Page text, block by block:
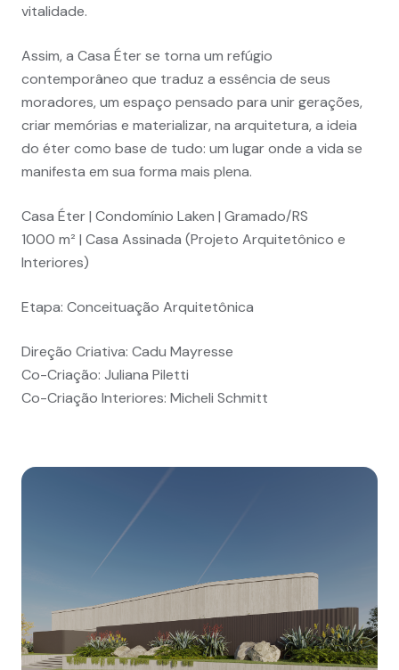
vitalidade.
Assim, a Casa Éter se torna um refúgio
contemporâneo que traduz a essência de seus
moradores, um espaço pensado para unir gerações,
criar memórias e materializar, na arquitetura, a ideia
do éter como base de tudo: um lugar onde a vida se
manifesta em sua forma mais plena.
Casa Éter | Condomínio Laken | Gramado/RS
1000 m² | Casa Assinada (Projeto Arquitetônico e
Interiores)
Etapa: Conceituação Arquitetônica
Direção Criativa: Cadu Mayresse
Co-Criação: Juliana Piletti
Co-Criação Interiores: Micheli Schmitt